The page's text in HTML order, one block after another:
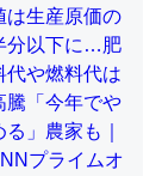
度。
なぜ海にいな